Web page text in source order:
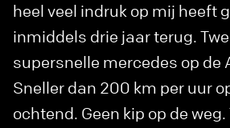
heel veel indruk op mij heeft
inmiddels drie jaar terug.
supersnelle mercedes op de
Sneller dan 200 km per uur
ochtend. Geen kip op de weg.